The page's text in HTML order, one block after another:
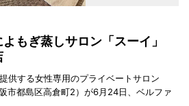
よもぎ蒸しサロン「スーイ」
供する女性専用のプライベートサロン
市都島区高倉町2）が6月24日、ベルファ